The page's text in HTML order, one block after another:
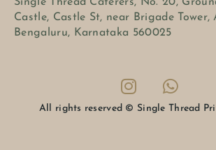
Single Thread Caterers, No. 20,
Castle, Castle St, near Brigade Tower,
Bengaluru, Karnataka 560025
All rights reserved © Single Thread